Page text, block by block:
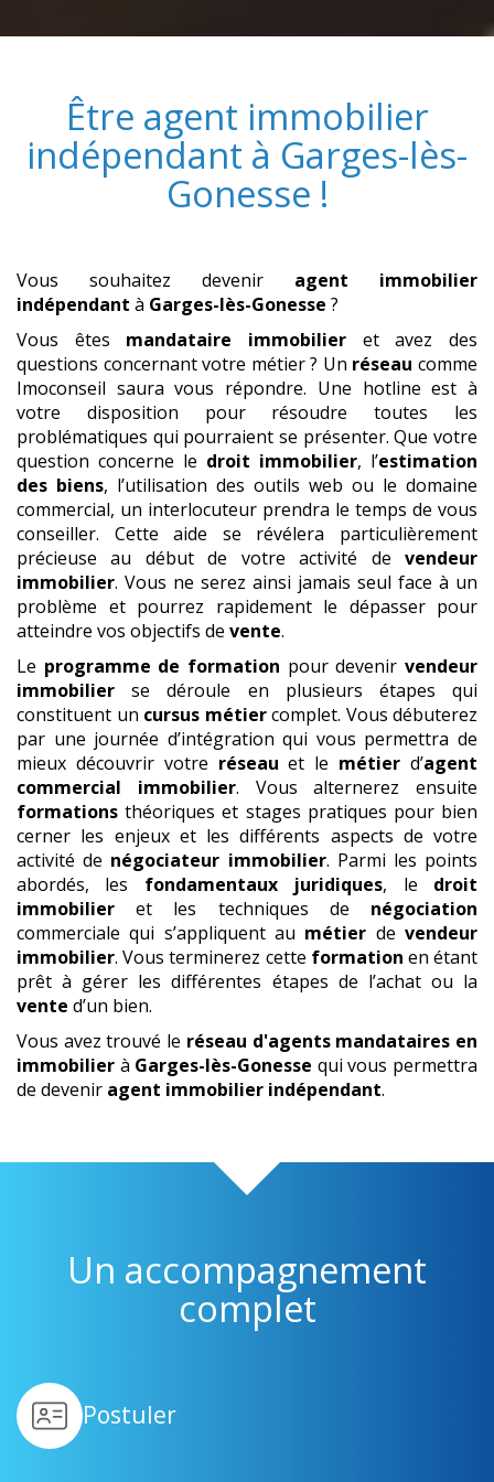
Être agent immobilier
indépendant à Garges-lès-
Gonesse !
Vous souhaitez devenir agent immobilier
indépendant à Garges-lès-Gonesse ?
Vous êtes mandataire immobilier et avez des
questions concernant votre métier ? Un réseau comme
Imoconseil saura vous répondre. Une hotline est à
votre disposition pour résoudre toutes les
problématiques qui pourraient se présenter. Que votre
question concerne le droit immobilier, l’estimation
des biens, l’utilisation des outils web ou le domaine
commercial, un interlocuteur prendra le temps de vous
conseiller. Cette aide se révélera particulièrement
précieuse au début de votre activité de vendeur
immobilier. Vous ne serez ainsi jamais seul face à un
problème et pourrez rapidement le dépasser pour
atteindre vos objectifs de vente.
Le programme de formation pour devenirvendeur
immobilier se déroule en plusieurs étapes qui
constituent un cursus métiercomplet. Vous débuterez
par une journée d’intégration qui vous permettra de
mieux découvrir votre réseau et le métierd’agent
commercial
immobilier. Vous alternerez ensuite
formations théoriques et stages pratiques pour bien
cerner les enjeux et les différents aspects de votre
activité de négociateur immobilier. Parmi les points
abordés, les fondamentaux juridiques, le droit
immobilier et les techniques de négociation
commerciale qui s’appliquent au métier devendeur
immobilier. Vous terminerez cette formation en étant
prêt à gérer les différentes étapes de l’achat ou la
vente d’un bien.
Vous avez trouvé le réseau d'agents mandataires en
immobilier à Garges-lès-Gonesse qui vous permettra
de devenir agent immobilier indépendant.
Un accompagnement
complet
Postuler